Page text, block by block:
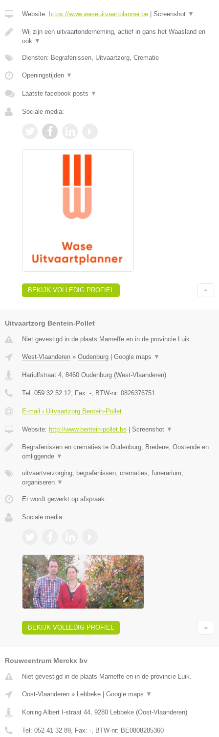
Website: https://www.waseuitvaartplanner.be Screenshot ▼
Wij zijn een uitvaartonderneming, actief in gans het Waasland en
ook ▼
Diensten: Begrafenissen, Uitvaartzorg, Crematie
Openingstijden ▼
Laatste facebook posts ▼
Sociale media:
BEKIJK VOLLEDIG PROFIEL
Uitvaartzorg Bentein-Pollet
Niet gevestigd in de plaats Marneffe en in de provincie Luik.
West-Vlaanderen » Oudenburg | Google maps ▼
Hariulfstraat 4 8460 Oudenburg (West-Vlaanderen)
Tel: 059 32 52 12 , Fax: - , BTW-nr: 0826376751
E-mail › Uitvaartzorg Bentein-Pollet
Website: http://www.bentein-pollet.be | Screenshot ▼
Begrafenissen en crematies te Oudenburg, Bredene, Oostende en
omliggende ▼
uitvaartverzorging, begrafenissen, crematies, funerarium,
organiseren ▼
Er wordt gewerkt op afspraak.
Sociale media:
BEKIJK VOLLEDIG PROFIEL
Rouwcentrum Merckx bv
Niet gevestigd in de plaats Marneffe en in de provincie Luik.
Oost-Vlaanderen » Lebbeke | Google maps ▼
Koning Albert I-straat 44 9280 Lebbeke (Oost-Vlaanderen)
Tel: 052 41 32 89 , Fax: - , BTW-nr: BE0808285360